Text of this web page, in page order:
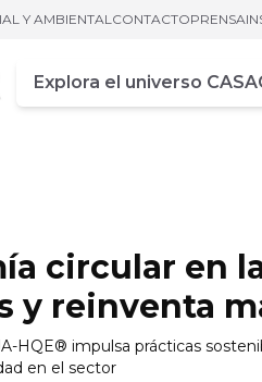
Y AMBIENTALCONTACTOPRENSA
Campo de busca
Ingrese al menos tres
circular en
y reinventa
HQE® impulsa prácticas
en el sector